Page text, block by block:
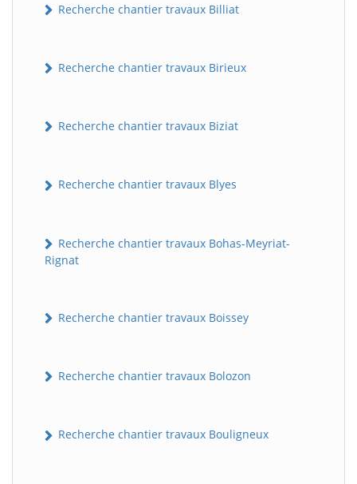
Recherche chantier travaux Billiat
Recherche chantier travaux Birieux
Recherche chantier travaux Biziat
Recherche chantier travaux Blyes
Recherche chantier travaux Bohas-Meyriat-
Rignat
Recherche chantier travaux Boissey
Recherche chantier travaux Bolozon
Recherche chantier travaux Bouligneux